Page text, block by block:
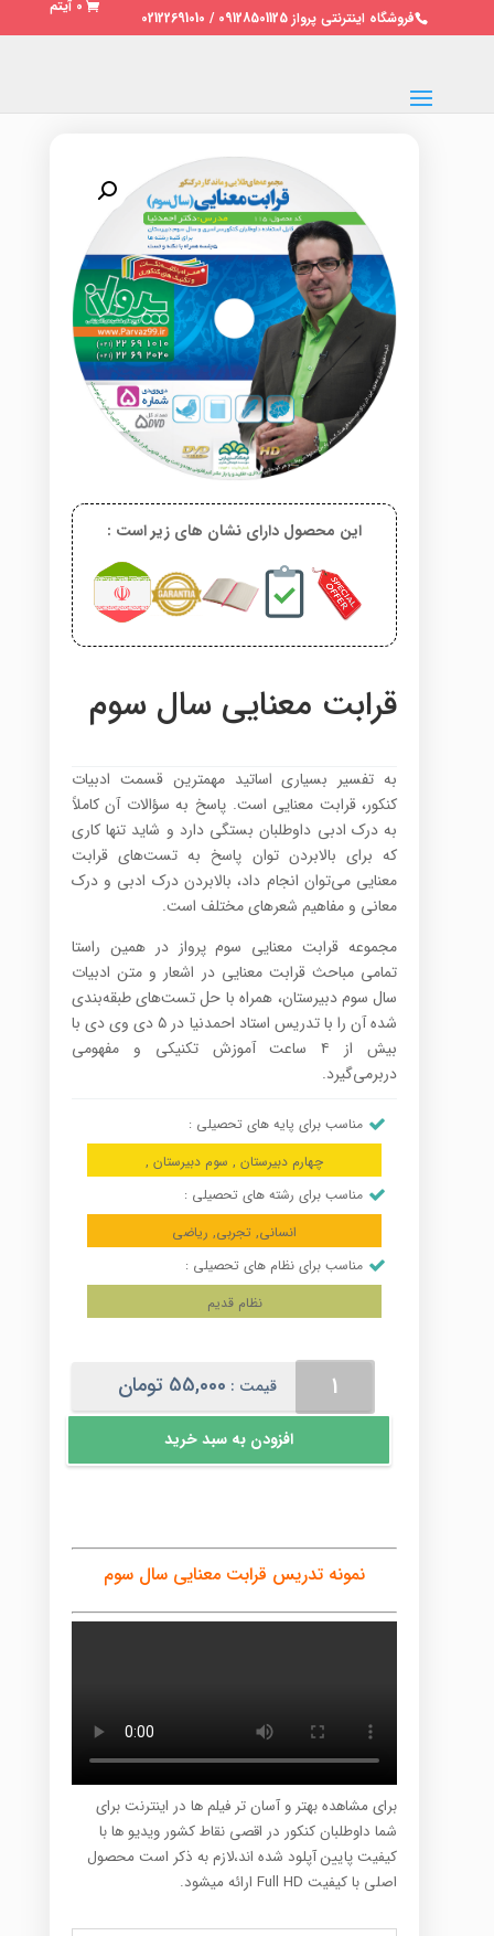
فروشگاه اینترنتی پرواز 09128501125 / 02122691010
0 آیتم
این محصول دارای نشان های زیر است :
قرابت معنایی سال سوم
به تفسیر بسیاری اساتید مهمترین قسمت ادبیات
کنکور، قرابت معنایی است. پاسخ به سؤالات آن کاملاً
به درک ادبی داوطلبان بستگی دارد و شاید تنها کاری
که برای بالابردن توان پاسخ به تست‌های قرابت
معنایی می‌توان انجام داد، بالابردن درک ادبی و درک
معانی و مفاهیم شعرهای مختلف است.
مجموعه قرابت معنایی سوم پرواز در همین راستا
تمامی مباحث قرابت معنایی در اشعار و متن ادبیات
سال سوم دبیرستان، همراه با حل تست‌های طبقه‌بندی
شده آن را با تدریس استاد احمدنیا در ۵ دی وی دی با
بیش از ۴ ساعت آموزش تکنیکی و مفهومی
دربرمی‌گیرد.
مناسب برای پایه های تحصیلی :
چهارم دبیرستان , سوم دبیرستان ,
مناسب برای رشته های تحصیلی :
انسانی, تجربی, ریاضی
مناسب برای نظام های تحصیلی :
نظام قدیم
معنایی
سال
عدد
قیمت : 55,000 تومان
افزودن به سبد خرید
نمونه تدریس قرابت معنایی سال سوم
برای مشاهده بهتر و آسان تر فیلم ها در اینترنت برای
شما داوطلبان کنکور در اقصی نقاط کشور ویدیو ها با
کیفیت پایین آپلود شده اند،لازم به ذکر است محصول
اصلی با کیفیت Full HD ارائه میشود.